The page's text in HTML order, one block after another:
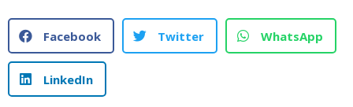
Facebook Twitter WhatsApp
LinkedIn